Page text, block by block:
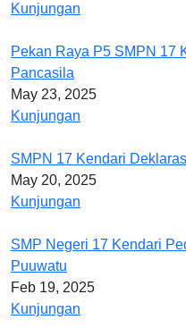
Kunjungan
Pekan Raya P5 SMPN 17
Pancasila
May 23, 2025
Kunjungan
SMPN 17 Kendari
May 20, 2025
Kunjungan
SMP Negeri 17 Kendari
Puuwatu
Feb 19, 2025
Kunjungan